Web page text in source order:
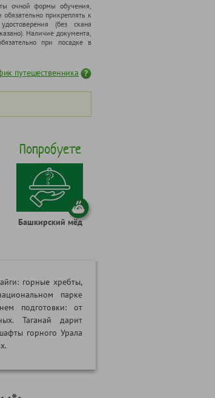
очной формы обучения,
прикреплять к
(без скана
Наличие документа,
при посадке в
путешественника
Попробуете
Башкирский мёд
горные хребты,
парке
подготовки: от
Таганай дарит
горного Урала